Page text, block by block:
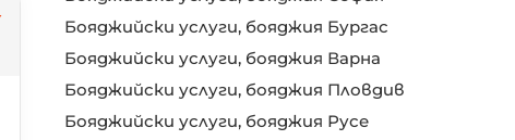
Бояджийски услуги, бояджия Бургас
Бояджийски услуги, бояджия Варна
Бояджийски услуги, бояджия Пловдив
Бояджийски услуги, бояджия Русе